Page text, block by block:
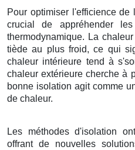
Pour optimiser l'efficience
crucial de appréhender
thermodynamique. La
tiède au plus froid, ce qui
chaleur intérieure tend à
chaleur extérieure cherche à
bonne isolation agit comme
de chaleur.
Les méthodes d'isolation
offrant de nouvelles